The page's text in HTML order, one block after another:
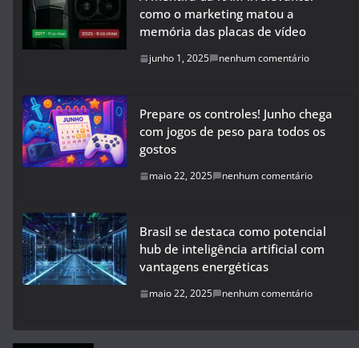
como o marketing matou a
memória das placas de vídeo
junho 1, 2025 nenhum comentário
Prepare os controles! Junho chega
com jogos de peso para todos os
gostos
maio 22, 2025 nenhum comentário
Brasil se destaca como potencial
hub de inteligência artificial com
vantagens energéticas
maio 22, 2025 nenhum comentário